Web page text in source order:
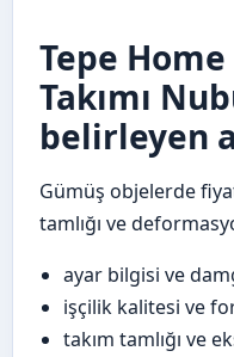
Tepe
Takımı
belirleyen
Gümüş objelerde
tamlığı ve
ayar bilgisi ve
işçilik kalitesi ve
takım tamlığı ve